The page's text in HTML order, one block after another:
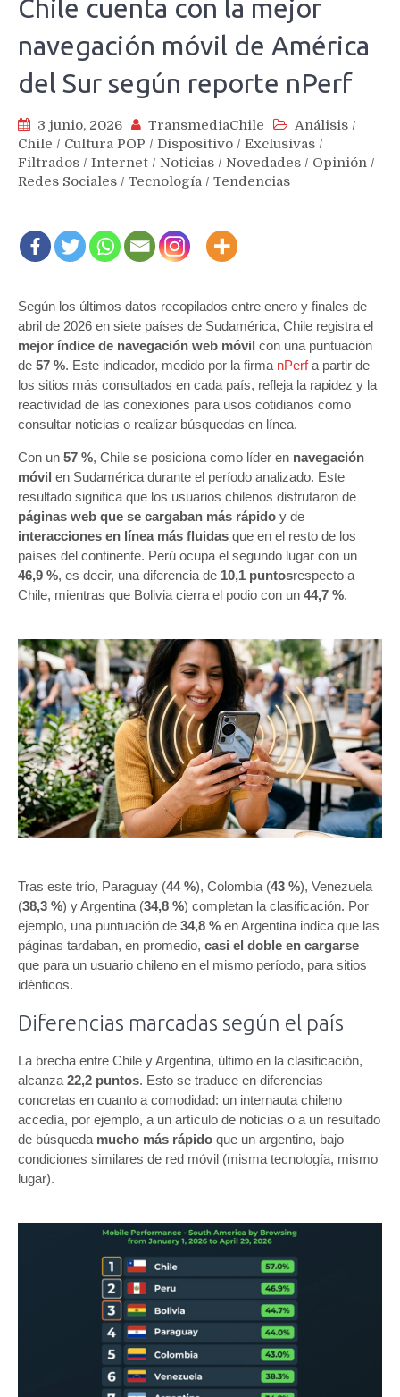
Chile cuenta con la mejor
navegación móvil de América
del Sur según reporte nPerf
3 junio, 2026 TransmediaChile Análisis /
Chile / Cultura POP / Dispositivo / Exclusivas /
Filtrados / Internet / Noticias / Novedades / Opinión /
Redes Sociales / Tecnología / Tendencias
Según los últimos datos recopilados entre enero y finales de
abril de 2026 en siete países de Sudamérica, Chile registra el
mejor índice de navegación web móvil con una puntuación
de 57 %. Este indicador, medido por la firma nPerfa partir de
los sitios más consultados en cada país, refleja la rapidez y la
reactividad de las conexiones para usos cotidianos como
consultar noticias o realizar búsquedas en línea.
Con un 57 %, Chile se posiciona como líder en navegación
móvil en Sudamérica durante el período analizado. Este
resultado significa que los usuarios chilenos disfrutaron de
páginas web que se cargaban más rápido y de
interacciones en línea más fluidas que en el resto de los
países del continente. Perú ocupa el segundo lugar con un
46,9 %, es decir, una diferencia de 10,1 puntosrespecto a
Chile, mientras que Bolivia cierra el podio con un 44,7 %.
Tras este trío, Paraguay (44 %), Colombia (43 %), Venezuela
(38,3 %) y Argentina (34,8 %) completan la clasificación. Por
ejemplo, una puntuación de 34,8 % en Argentina indica que las
páginas tardaban, en promedio, casi el doble en cargarse
que para un usuario chileno en el mismo período, para sitios
idénticos.
Diferencias marcadas según el país
La brecha entre Chile y Argentina, último en la clasificación,
alcanza 22,2 puntos. Esto se traduce en diferencias
concretas en cuanto a comodidad: un internauta chileno
accedía, por ejemplo, a un artículo de noticias o a un resultado
de búsqueda mucho más rápido que un argentino, bajo
condiciones similares de red móvil (misma tecnología, mismo
lugar).